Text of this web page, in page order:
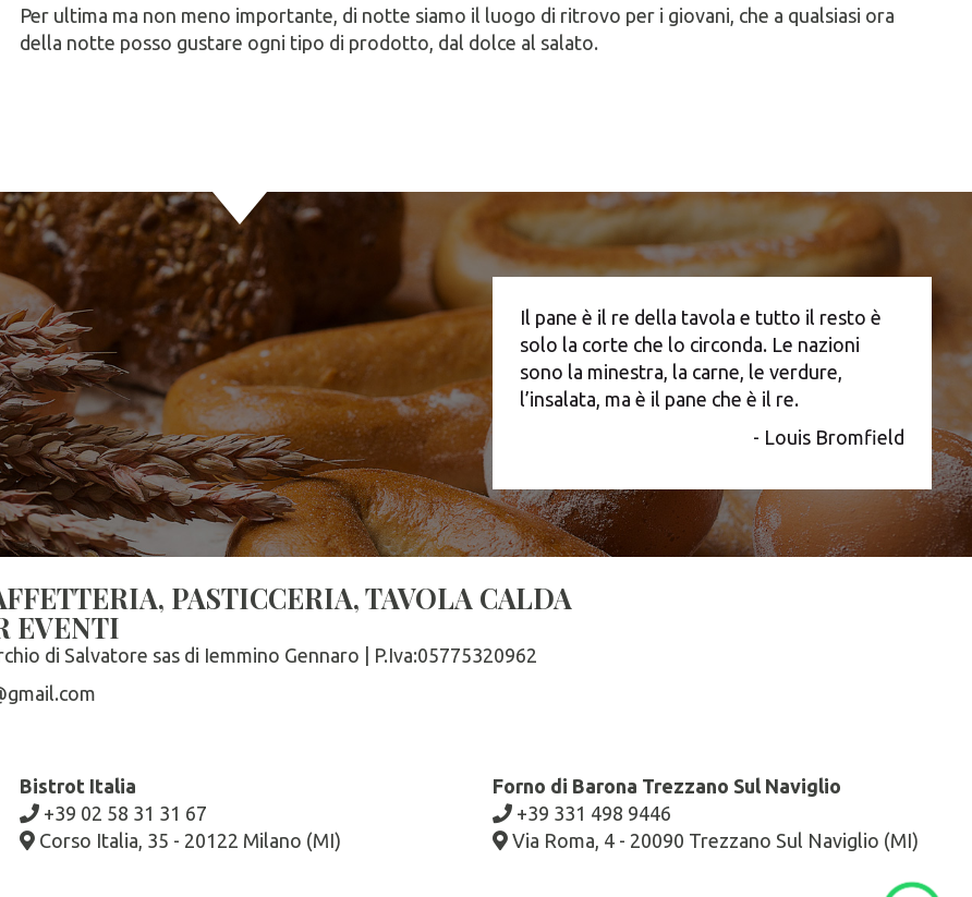
Per ultima ma non meno importante, di notte siamo il luogo di ritrovo per i giovani, che a qualsiasi ora
della notte posso gustare ogni tipo di prodotto, dal dolce al salato.
Il pane è il re della tavola e tutto il resto è
solo la corte che lo circonda. Le nazioni
sono la minestra, la carne, le verdure,
l’insalata, ma è il pane che è il re.
- Louis Bromfield
PASTICCERIA, TAVOLA CALDA
EVENTI
di Salvatore sas di Iemmino Gennaro | P.Iva:05775320962
Bistrot Italia
+39 02 58 31 31 67
Corso Italia, 35 - 20122 Milano (MI)
Forno di Barona Trezzano Sul Naviglio
+39 331 498 9446
Via Roma, 4 - 20090 Trezzano Sul Naviglio (MI)